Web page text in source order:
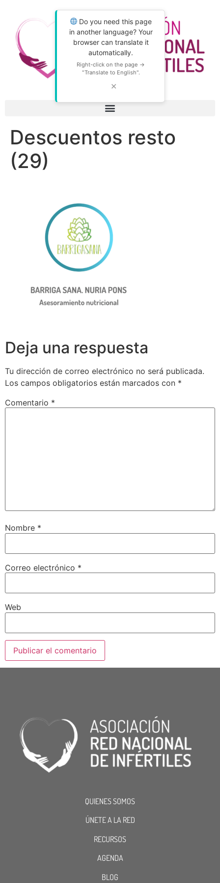
Do you need this page
in another language? Your
browser can translate it
automatically.
Right-click on the page →
"Translate to English".
✕
Descuentos resto
(29)
Deja una respuesta
Tu dirección de correo electrónico no será publicada.
Los campos obligatorios están marcados con *
Comentario *
Nombre *
Correo electrónico *
Web
QUIENES SOMOS
ÚNETE A LA RED
RECURSOS
AGENDA
BLOG